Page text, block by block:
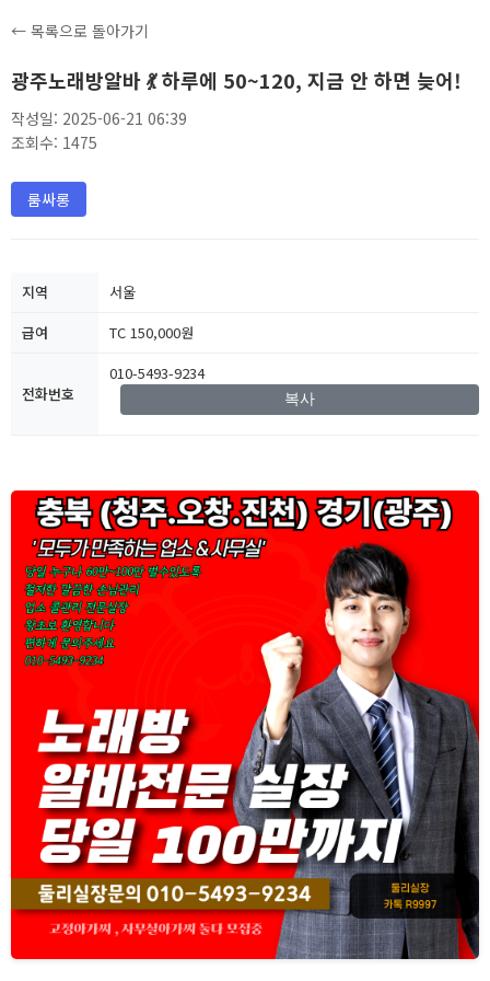
← 목록으로 돌아가기
광주노래방알바 💃 하루에 50~120, 지금 안 하면 늦어!
작성일: 2025-06-21 06:39
조회수: 1475
룸싸롱
지역
서울
급여
TC 150,000원
전화번호
010-5493-9234
복사